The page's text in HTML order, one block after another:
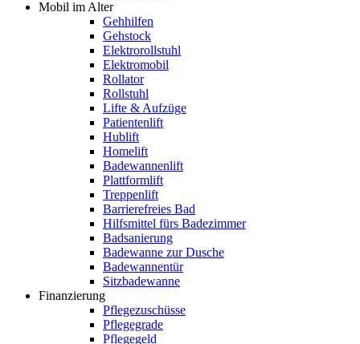
Mobil im Alter
Gehhilfen
Gehstock
Elektrorollstuhl
Elektromobil
Rollator
Rollstuhl
Lifte & Aufzüge
Patientenlift
Hublift
Homelift
Badewannenlift
Plattformlift
Treppenlift
Barrierefreies Bad
Hilfsmittel fürs Badezimmer
Badsanierung
Badewanne zur Dusche
Badewannentür
Sitzbadewanne
Finanzierung
Pflegezuschüsse
Pflegegrade
Pflegegeld